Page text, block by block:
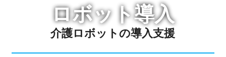
ロボット導入
介護ロボットの導入支援